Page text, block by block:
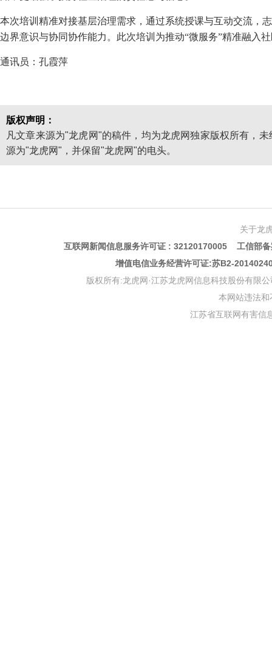
本次培训精准对接基层治理需求，通过系统授课与互动交流，
边界意识与协同协作能力。此次培训为推动“微服务”精准融入
通讯员：孔霞萍
版权声明：
凡文章来源为"龙虎网"的稿件，均为龙虎网独家版权所有，
源为"龙虎网"，并保留"龙虎网"的电头。
关于龙
互联网新闻信息服务许可证 : 32120170005 工信部
增值电信业务经营许可证:苏B2-
版权所有:龙虎网·江苏龙虎网信息科技股份有限
本网站违法
江苏省互联网有害